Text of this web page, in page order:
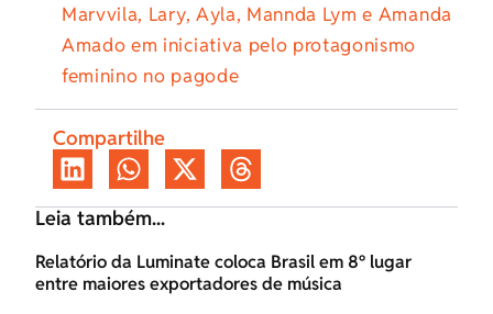
Marvvila, Lary, Ayla, Mannda Lym e Amanda
Amado em iniciativa pelo protagonismo
feminino no pagode
Compartilhe
Leia também...
Relatório da Luminate coloca Brasil em 8º lugar
entre maiores exportadores de música